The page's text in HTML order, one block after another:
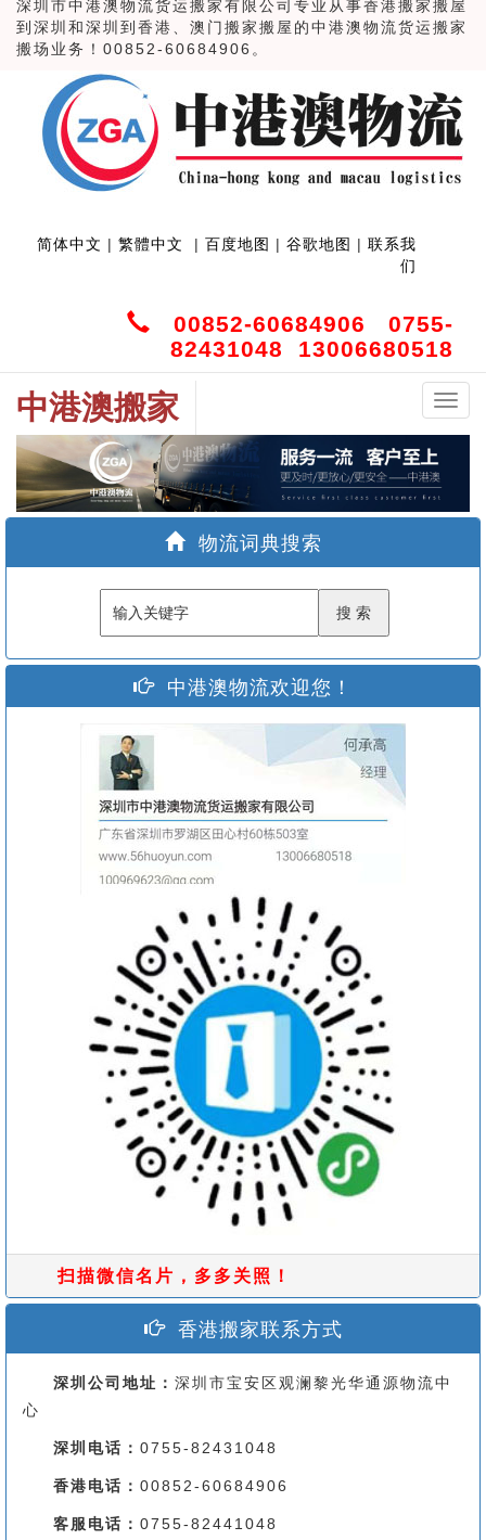
深圳市中港澳物流货运搬家有限公司专业从事香港搬家搬屋
到深圳和深圳到香港、澳门搬家搬屋的中港澳物流货运搬家
搬场业务！00852-60684906。
简体中文 | 繁體中文 | 百度地图 | 谷歌地图 | 联系我
们
00852-60684906 0755-
82431048 13006680518
中
港
中港澳搬家
物流词典搜索
中港澳物流欢迎您！
扫描微信名片，多多关照！
香港搬家联系方式
深圳公司地址： 深圳市宝安区观澜黎光华通源物流中
心
深圳电话： 0755-82431048
香港电话： 00852-60684906
客服电话： 0755-82441048